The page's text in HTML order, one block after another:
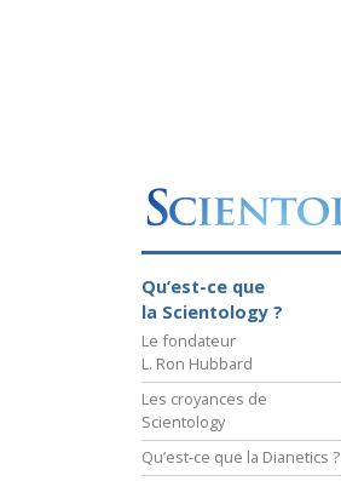
Qu’est-ce que
la Scientology ?
Le fondateur
L. Ron Hubbard
Les croyances de
Scientology
Qu’est-ce que la Dianetics ?